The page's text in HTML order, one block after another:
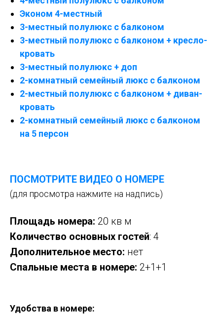
Эконом 4-местный
3-местный полулюкс с балконом
3-местный полулюкс с балконом + кресло-
кровать
3-местный полулюкс + доп
2-комнатный семейный люкс с балконом
2-местный полулюкс с балконом + диван-
кровать
2-комнатный семейный люкс с балконом
на 5 персон
ПОСМОТРИТЕ ВИДЕО О НОМЕРЕ
(для просмотра нажмите на надпись)
Площадь номера: 20 кв м
Количество основных гостей: 4
Дополнительное место: нет
Спальные места в номере: 2+1+1
Удобства в номере: